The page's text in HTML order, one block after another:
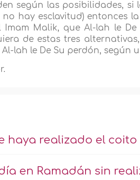
según las posibilidades, si
hay esclavitud) entonces
Imam Malik, que Al-lah le
de estas tres
Al-lah le De Su perdón, según
haya realizado el
en Ramadán sin